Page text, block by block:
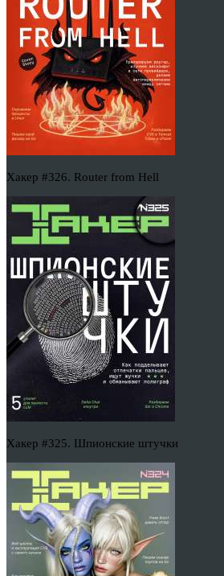
Хакер #326. Router from Hell
Хакер #325. Шпионские штучки